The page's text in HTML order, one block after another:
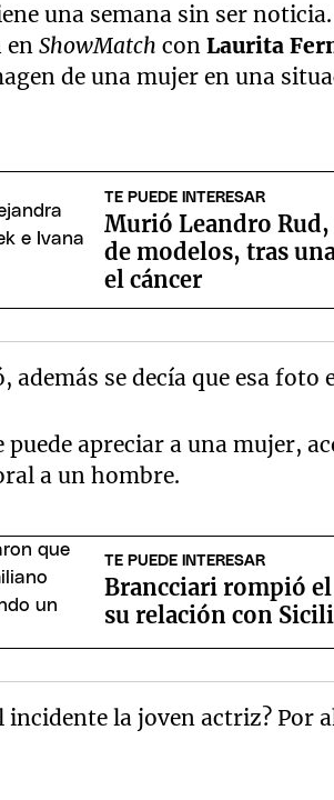
una semana sin ser
enShowMatch conLaurita
de una mujer en una
TE PUEDE INTERESAR
Murió Leandro
de modelos, tras
el cáncer
además se decía que esa
puede apreciar a una mujer,
a un hombre.
TE PUEDE INTERESAR
Brancciari rompió
su relación con
incidente la joven actriz? Por